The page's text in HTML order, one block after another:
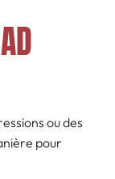
AD
ou des
pour